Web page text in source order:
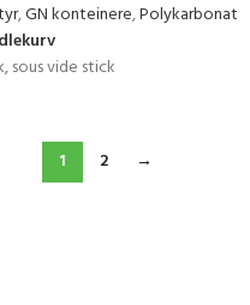
,GN konteinere,Polykarbonat
sous vide stick
1 2 →